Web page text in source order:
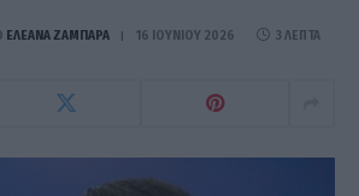
ΕΛΕΑΝΑ ΖΑΜΠΑΡΑ 16 ΙΟΥΝΊΟΥ 2026 3 ΛΕΠΤΆ